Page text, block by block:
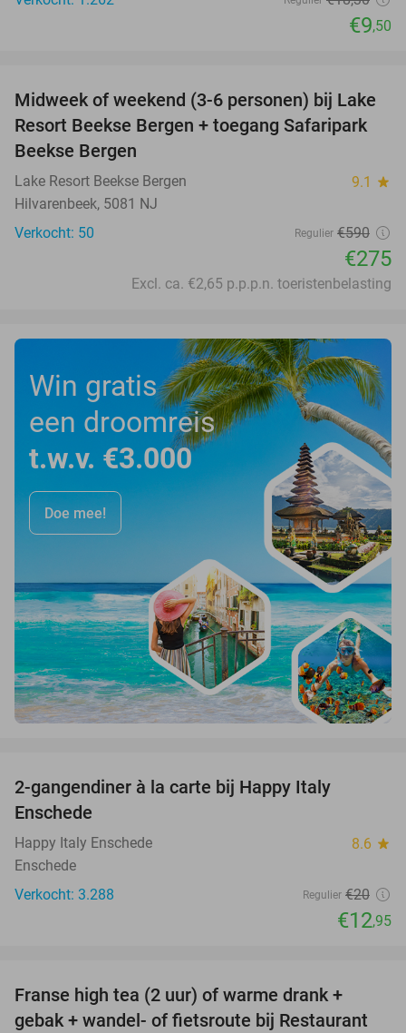
€9,50
53%
Midweek of weekend (3-6 personen) bij Lake
Resort Beekse Bergen + toegang Safaripark
Beekse Bergen
Lake Resort Beekse Bergen 9.1 star
Hilvarenbeek, 5081 NJ
Verkocht: 50
Regulier €590
€275
Excl. ca. €2,65 p.p.p.n. toeristenbelasting
Win gratis
een droomreis
t.w.v. €3.000
Doe mee!
2-gangendiner à la carte bij Happy Italy
Enschede
Happy Italy Enschede 8.6 star
Enschede
Verkocht: 3.288
Regulier €20
€12,95
Franse high tea (2 uur) of warme drank +
gebak + wandel- of fietsroute bij Restaurant